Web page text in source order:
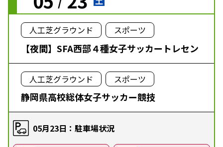
人工芝グラウンド スポーツ
【夜間】SFA西部４種女子サッカートレセン
人工芝グラウンド スポーツ
静岡県高校総体女子サッカー競技
05月23日：駐車場状況